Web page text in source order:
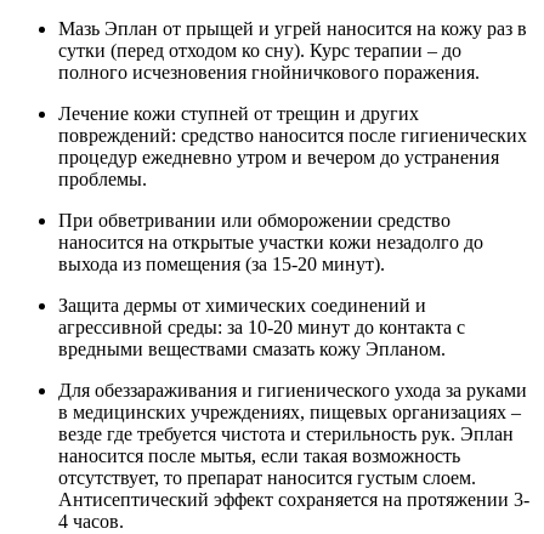
Мазь Эплан от прыщей и угрей наносится на кожу раз в
сутки (перед отходом ко сну). Курс терапии – до
полного исчезновения гнойничкового поражения.
Лечение кожи ступней от трещин и других
повреждений: средство наносится после гигиенических
процедур ежедневно утром и вечером до устранения
проблемы.
При обветривании или обморожении средство
наносится на открытые участки кожи незадолго до
выхода из помещения (за 15-20 минут).
Защита дермы от химических соединений и
агрессивной среды: за 10-20 минут до контакта с
вредными веществами смазать кожу Эпланом.
Для обеззараживания и гигиенического ухода за руками
в медицинских учреждениях, пищевых организациях –
везде где требуется чистота и стерильность рук. Эплан
наносится после мытья, если такая возможность
отсутствует, то препарат наносится густым слоем.
Антисептический эффект сохраняется на протяжении 3-
4 часов.